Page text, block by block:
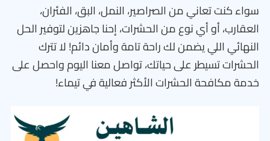
سواء كنت تعاني من الصراصير، النمل، البق، الفئران،
العقارب، أو أي نوع من الحشرات، إحنا جاهزين لتوفير الحل
النهائي اللي يضمن لك راحة تامة وأمان دائم! لا تترك
الحشرات تسيطر على حياتك، تواصل معنا اليوم واحصل على
خدمة مكافحة الحشرات الأكثر فعالية في تيماء!